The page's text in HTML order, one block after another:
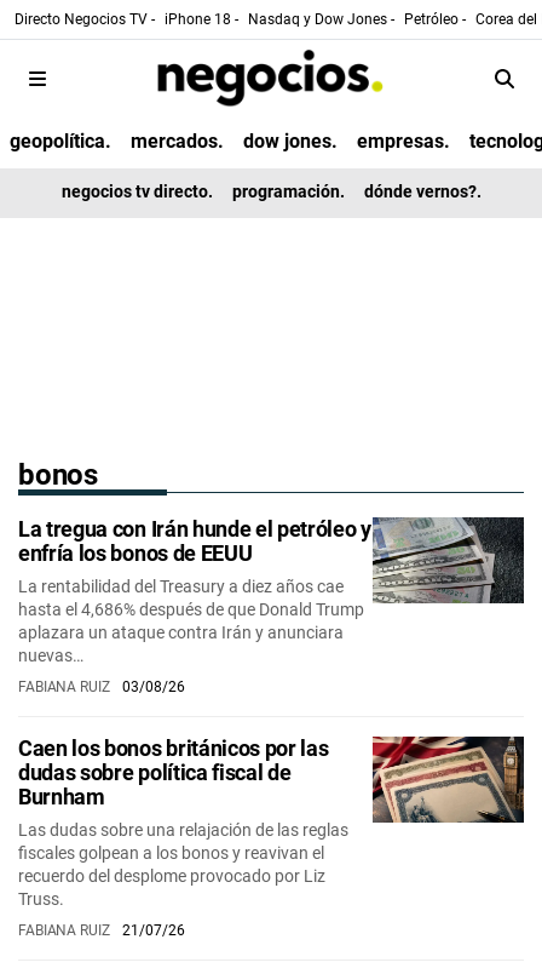
Directo Negocios TV - iPhone 18 - Nasdaq y Dow Jones - Petróleo - Corea
geopolítica. mercados. dow jones. empresas.
negocios tv directo. programación. dónde vernos?.
bonos
La tregua con Irán hunde el petróleo y
enfría los bonos de EEUU
La rentabilidad del Treasury a diez años cae
hasta el 4,686% después de que Donald Trump
aplazara un ataque contra Irán y anunciara
nuevas…
FABIANA RUIZ 03/08/26
Caen los bonos británicos por las
dudas sobre política fiscal de
Burnham
Las dudas sobre una relajación de las reglas
fiscales golpean a los bonos y reavivan el
recuerdo del desplome provocado por Liz
Truss.
FABIANA RUIZ 21/07/26